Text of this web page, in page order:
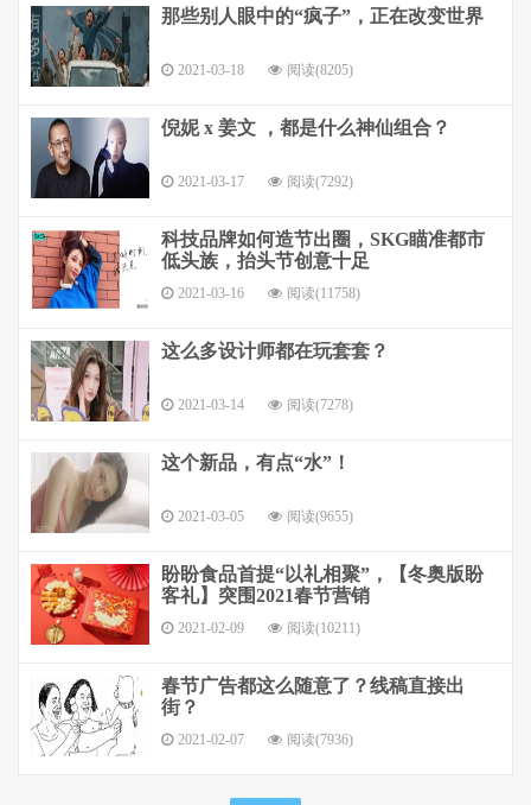
那些别人眼中的“疯子”，正在改变世界
2021-03-18 阅读(8205)
倪妮 x 姜文 ，都是什么神仙组合？
2021-03-17 阅读(7292)
科技品牌如何造节出圈，SKG瞄准都市
低头族，抬头节创意十足
2021-03-16 阅读(11758)
这么多设计师都在玩套套？
2021-03-14 阅读(7278)
这个新品，有点“水”！
2021-03-05 阅读(9655)
盼盼食品首提“以礼相聚”，【冬奥版盼
客礼】突围2021春节营销
2021-02-09 阅读(10211)
春节广告都这么随意了？线稿直接出
街？
2021-02-07 阅读(7936)